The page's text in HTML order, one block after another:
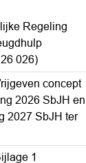
Regeling
026)
concept
2026 SbJH en
2027 SbJH ter
1